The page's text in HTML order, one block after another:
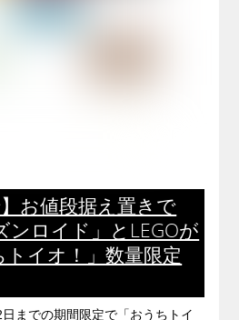
】お値段据え置きで
ンロイド」とLEGOが
イオ！」数量限定
までの期間限定で「おうちトイ